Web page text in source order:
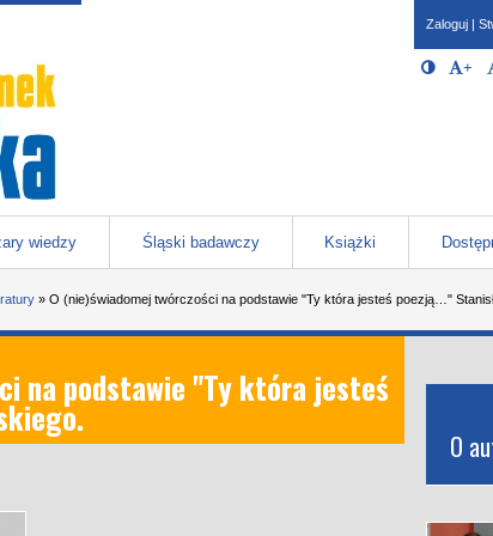
wiedzy Śląski badawczy Książki
Zaloguj |
Opcje
Włącz/
+
» O (nie)świadomej twórczości na podstawie "Ty która jesteś poezją…"
na podstawie "Ty która jesteś
O